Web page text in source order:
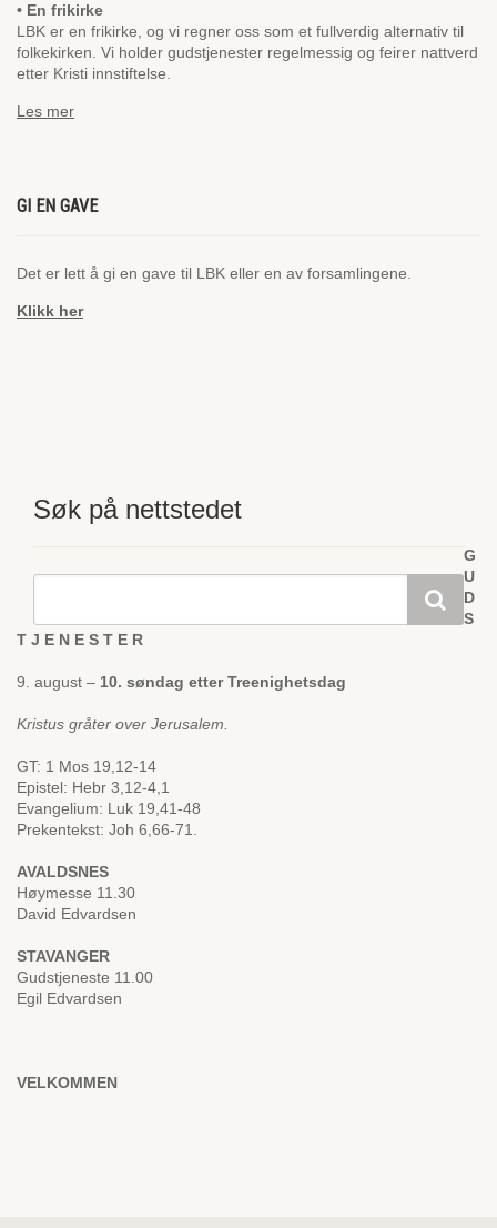
• En frikirke
LBK er en frikirke, og vi regner oss som et fullverdig alternativ til
folkekirken. Vi holder gudstjenester regelmessig og feirer nattverd
etter Kristi innstiftelse.
Les mer
GI EN GAVE
Det er lett å gi en gave til LBK eller en av forsamlingene.
Klikk her
Søk på nettstedet
G
U
D
S
T J E N E S T E R
9. august – 10. søndag etter Treenighetsdag
Kristus gråter over Jerusalem.
GT: 1 Mos 19,12-14
Epistel: Hebr 3,12-4,1
Evangelium: Luk 19,41-48
Prekentekst: Joh 6,66-71.
AVALDSNES
Høymesse 11.30
David Edvardsen
STAVANGER
Gudstjeneste 11.00
Egil Edvardsen
VELKOMMEN